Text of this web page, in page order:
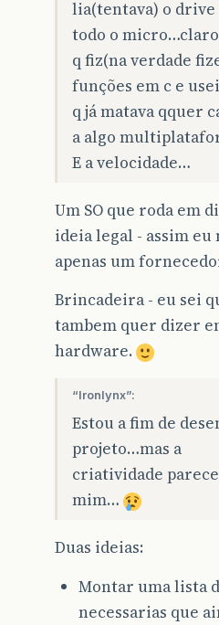
lia(tentava) o drive
todo o micro…claro
q fiz(na verdade
funções em c e
q já matava qquer
a algo
E a velocidade…
Um SO que roda em
ideia legal - assim eu
apenas um
Brincadeira - eu sei
tambem quer dizer
hardware.
“Ironlynx”:
Estou a fim de
projeto…mas a
criatividade
mim…
Duas ideias:
Montar uma lista
necessarias que